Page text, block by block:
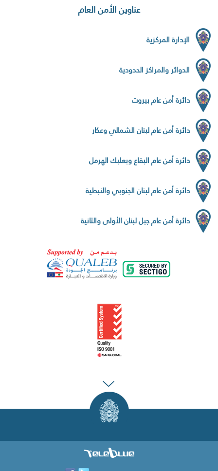
عناوين الأمن العام
الإدارة المركزية
الدوائر والمراكز الحدودية
دائرة أمن عام بيروت
دائرة أمن عام لبنان الشمالي وعكار
دائرة أمن عام البقاع وبعلبك الهرمل
دائرة أمن عام لبنان الجنوبي والنبطية
دائرة أمن عام جبل لبنان الأولى والثانية